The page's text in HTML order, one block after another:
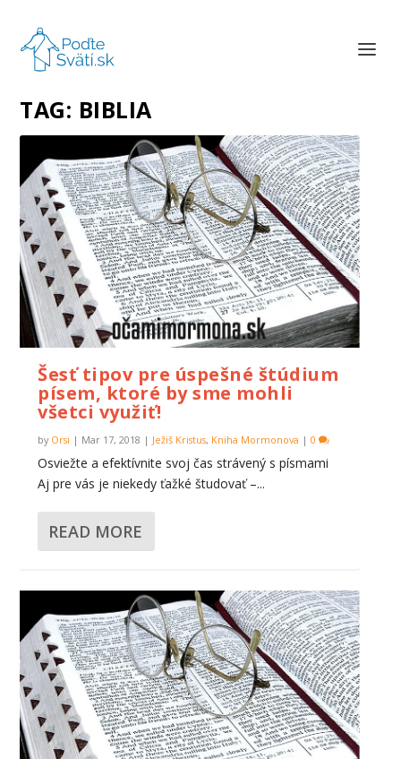
TAG: BIBLIA
Šesť tipov pre úspešné štúdium
písem, ktoré by sme mohli
všetci využiť!
by Orsi | Mar 17, 2018 | Ježiš Kristus, Kniha Mormonova |0
Osviežte a efektívnite svoj čas strávený s písmami
Aj pre vás je niekedy ťažké študovať –...
READ MORE